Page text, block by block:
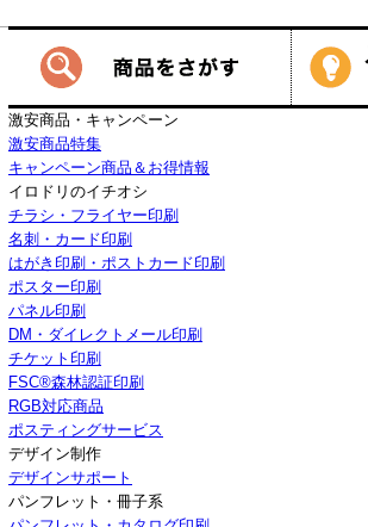
激安商品・キャンペーン
激安商品特集
キャンペーン商品＆お得情報
イロドリのイチオシ
チラシ・フライヤー印刷
名刺・カード印刷
はがき印刷・ポストカード印刷
ポスター印刷
パネル印刷
DM・ダイレクトメール印刷
チケット印刷
FSC®森林認証印刷
RGB対応商品
ポスティングサービス
デザイン制作
デザインサポート
パンフレット・冊子系